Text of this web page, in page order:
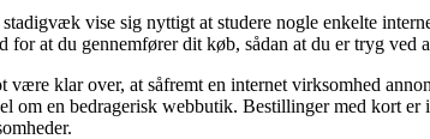
vise sig nyttigt at studere nogle enkelte
for at du gennemfører dit køb, sådan at du er tryg ved
være klar over, at såfremt en internet virksomhed
om en bedragerisk webbutik. Bestillinger med kort